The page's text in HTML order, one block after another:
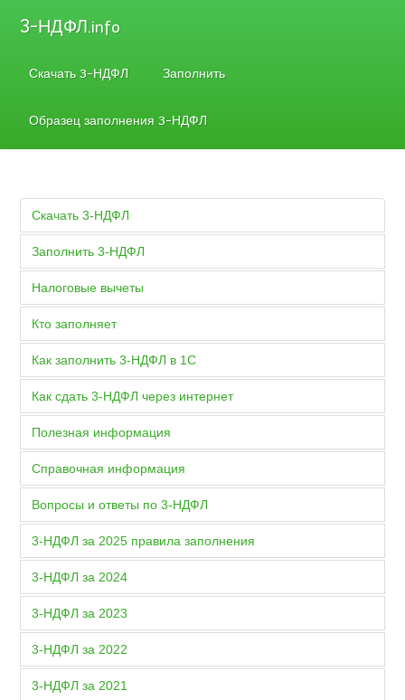
3-НДФЛ.info
Скачать 3-НДФЛ Заполнить
Образец заполнения 3-НДФЛ
Скачать 3-НДФЛ
Заполнить 3-НДФЛ
Налоговые вычеты
Кто заполняет
Как заполнить 3-НДФЛ в 1С
Как сдать 3-НДФЛ через интернет
Полезная информация
Справочная информация
Вопросы и ответы по 3-НДФЛ
3-НДФЛ за 2025 правила заполнения
3-НДФЛ за 2024
3-НДФЛ за 2023
3-НДФЛ за 2022
3-НДФЛ за 2021